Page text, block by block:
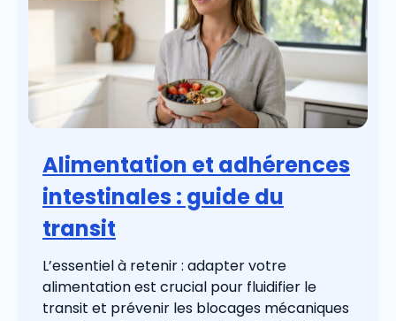
Alimentation et adhérences
intestinales : guide du
transit
L’essentiel à retenir : adapter votre
alimentation est crucial pour fluidifier le
transit et prévenir les blocages mécaniques